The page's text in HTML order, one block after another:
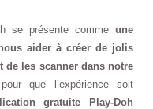
se présente comme une
aider à créer de jolis
de les scanner dans notre
que l’expérience soit
gratuite Play-Doh